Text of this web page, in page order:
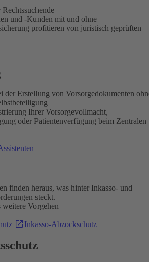
und -Kunden mit und ohne
profitieren von juristisch geprüften
der Erstellung von Vorsorgedokumenten
Ihrer Vorsorgevollmacht,
oder Patientenverfügung beim Zentralen
finden heraus, was hinter Inkasso- und
steckt.
Vorgehen
Inkasso-Abzockschutz